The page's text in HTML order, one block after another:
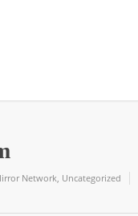
Network, Uncategorized